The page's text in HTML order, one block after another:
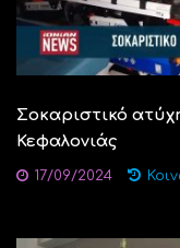
Σοκαριστικό
Κεφαλονιάς
17/09/2024